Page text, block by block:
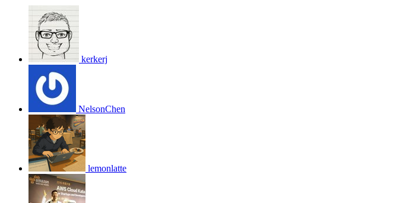
kerkerj
NelsonChen
lemonlatte